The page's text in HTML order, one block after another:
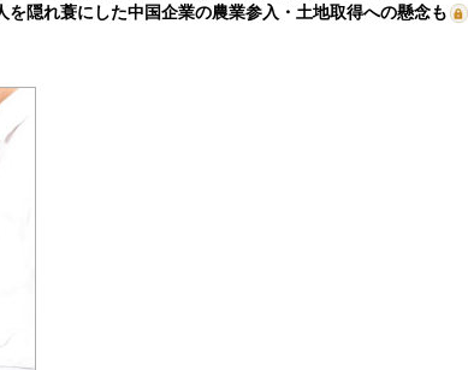
を隠れ蓑にした中国企業の農業参入・土地取得への懸念も